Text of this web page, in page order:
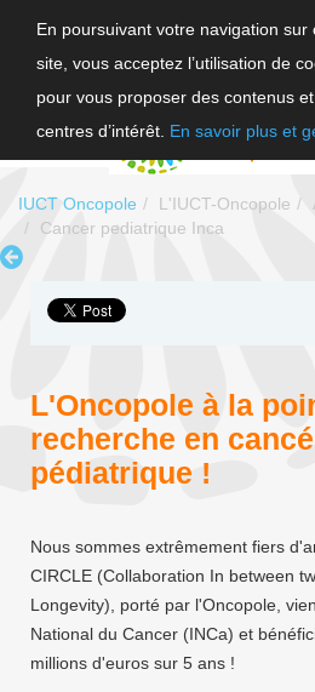
En poursuivant votre navigation sur
site, vous acceptez l’utilisation de
pour vous proposer des contenus
centres d’intérêt. En savoir plus et
IUCT Oncopole L'IUCT-Oncopole
Cancer pediatrique Inca
L'Oncopole à la
recherche en
pédiatrique !
Nous sommes extrêmement fiers
CIRCLE (Collaboration In between
Longevity), porté par l'Oncopole,
National du Cancer (INCa) et
millions d'euros sur 5 ans !